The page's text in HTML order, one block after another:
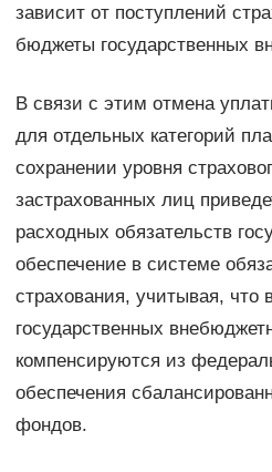
зависит от поступлений
бюджеты государственных
В связи с этим отмена
для отдельных категорий
сохранении уровня
застрахованных лиц
расходных обязательств
обеспечение в системе
страхования, учитывая,
государственных
компенсируются из
обеспечения
фондов.